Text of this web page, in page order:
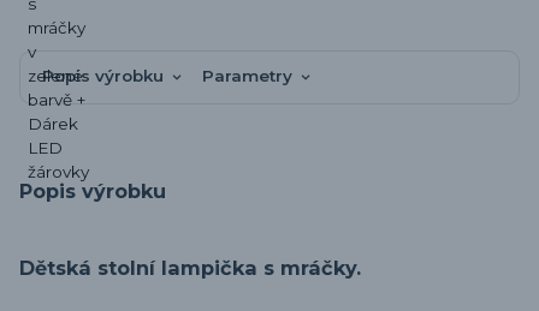
Popis výrobku Parametry
Popis výrobku
Dětská stolní lampička s mráčky.